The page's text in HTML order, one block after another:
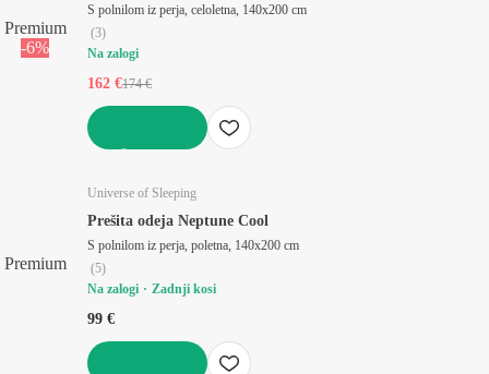
Premium
-6%
S polnilom iz perja, celoletna, 140x200 cm
(3)
Na zalogi
162 €174 €
Premium
Universe of Sleeping
Prešita odeja Neptune Cool
S polnilom iz perja, poletna, 140x200 cm
(5)
Na zalogi
Zadnji kosi
99 €